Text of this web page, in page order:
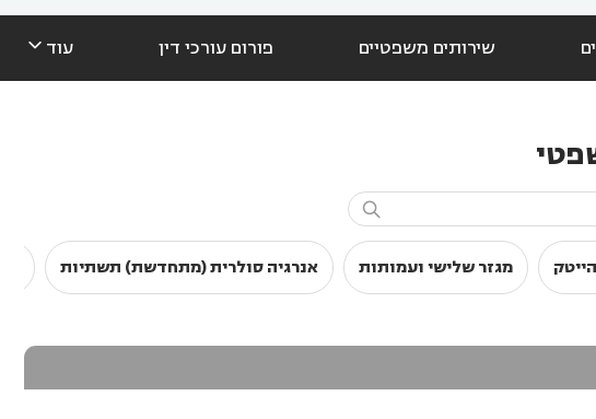
שירותים משפטיים פורום עורכי דין עוד 

מגזר שלישי ועמותות אנרגיה סולרית (מתחדשת) תשתיות